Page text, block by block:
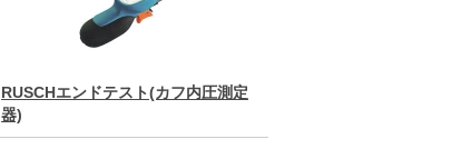
RUSCHエンドテスト(カフ内圧測定
器)